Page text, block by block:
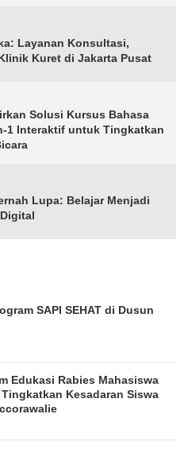
Layanan Konsultasi,
Kuret di Jakarta Pusat
Solusi Kursus Bahasa
1 Interaktif untuk Tingkatkan
Lupa: Belajar Menjadi
SAPI SEHAT di Dusun
Edukasi Rabies Mahasiswa
Tingkatkan Kesadaran Siswa